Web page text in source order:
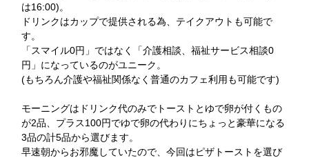
は16:00)。
ドリンクはカップで提供される為、テイクアウトも可能で
す。
「スマイル0円」ではなく「介護相談、福祉サービス相談0
円」になっているのがユニーク。
(もちろん介護や福祉関係なく普通のカフェ利用も可能です)
モーニングはドリンク代のみでトーストとゆで卵が付くもの
が2品、プラス100円でゆで卵の代わりにちょっと豪華になる
3品の計5品から選びます。
早速朝からお邪魔していたので、今回はピザトーストを選び